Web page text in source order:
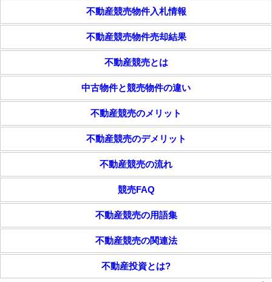
不動産競売物件入札情報
不動産競売物件売却結果
不動産競売とは
中古物件と競売物件の違い
不動産競売のメリット
不動産競売のデメリット
不動産競売の流れ
競売FAQ
不動産競売の用語集
不動産競売の関連法
不動産投資とは?